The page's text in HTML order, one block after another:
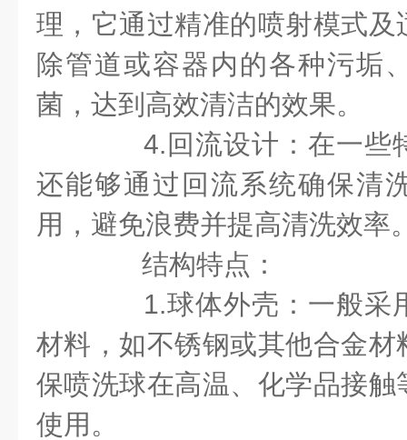
理，它通过精准的喷射模式
除管道或容器内的各种污垢
菌，达到高效清洁的效果。
4.回流设计：在一些
还能够通过回流系统确保清
用，避免浪费并提高清洗效率
结构特点：
1.球体外壳：一般采
材料，如不锈钢或其他合金
保喷洗球在高温、化学品接
使用。